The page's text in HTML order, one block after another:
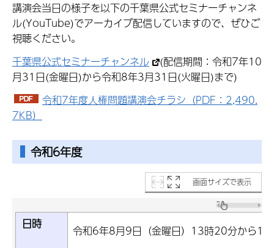
講演会当日の様子を以下の千葉県公式セミナーチャンネ
ル(YouTube)でアーカイブ配信していますので、ぜひご
視聴ください。
千葉県公式セミナーチャンネル
(配信期間：令和7年10
月31日(金曜日)から令和8年3月31日(火曜日)まで)
令和7年度人権問題講演会チラシ（PDF：2,490.
7KB）
令和6年度
画面サイズで表示
日時
令和6年8月9日（金曜日）13時20分から